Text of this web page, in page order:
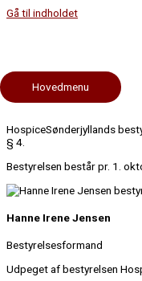
Gå til indholdet
Hovedmenu
Værdigrundlag og
HospiceSønderjyllands
§ 4.
Bestyrelsen består pr. 1.
Hanne Irene Jensen
Bestyrelsesformand
Udpeget af bestyrelsen